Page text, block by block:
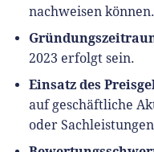
nachweisen können.
2023 erfolgt sein.
Einsatz des
auf geschäftliche
oder